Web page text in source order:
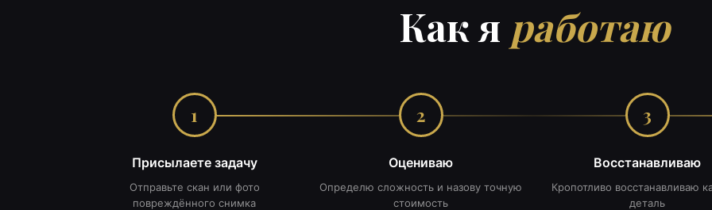
Как я работаю
1
Присылаете задачу
Отправьте скан или фото
повреждённого снимка
2
Оцениваю
Определю сложность и назову точную
стоимость
3
Восстанавливаю
Кропотливо восстанавливаю
деталь